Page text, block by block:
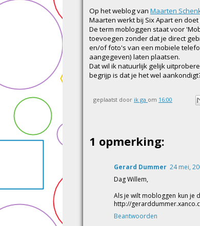
Op het weblog van Maarten
Maarten werkt bij Six Apart en
De term mobloggen staat voor
toevoegen zonder dat je direct
en/of foto's van een mobiele
aangegeven) laten plaatsen.
Dat wil ik natuurlijk gelijk
begrijp is dat je het wel
geplaatst door ik ga om 16:00
1 opmerking:
Gerard Dummer 24 mei,
Dag Willem,
Als je wilt mobloggen kun je
http://
Beantwoorden